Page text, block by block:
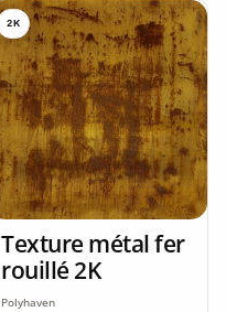
2K
Texture métal fer
rouillé 2K
Polyhaven